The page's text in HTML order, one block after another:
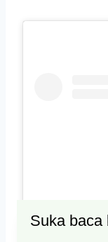
Suka baca